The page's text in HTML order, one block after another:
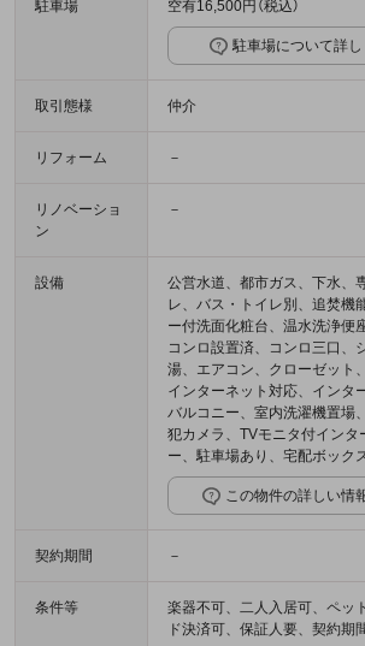
駐車場 空有16,500円（税込）
駐車場について詳
取引態様 仲介
リフォーム －
リノベーショ
ン
－
設備
公営水道、都市ガス、下水、
レ、バス・トイレ別、追焚機
ー付洗面化粧台、温水洗浄便
コンロ設置済、コンロ三口、
湯、エアコン、クローゼット
インターネット対応、インタ
バルコニー、室内洗濯機置場
犯カメラ、TVモニタ付インタ
ー、駐車場あり、宅配ボック
この物件の詳しい情
契約期間 －
条件等
楽器不可、二人入居可、ペッ
ド決済可、保証人要、契約期